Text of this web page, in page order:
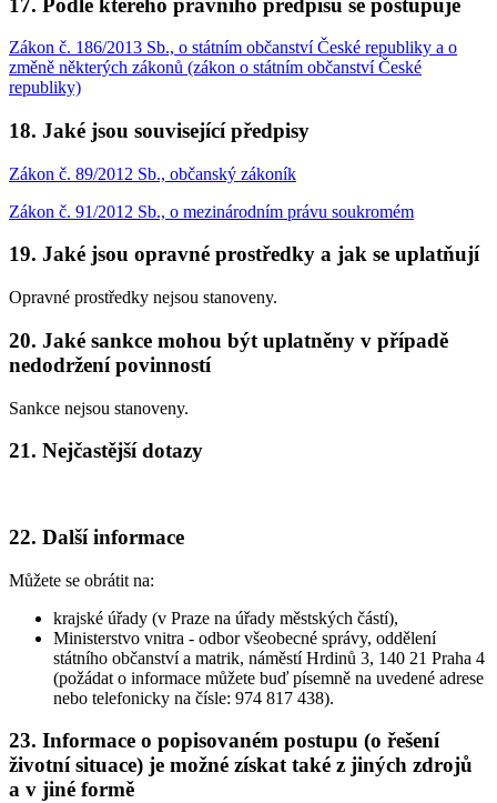
Zákon č. 186/2013 Sb., o státním občanství České republiky a o
změně některých zákonů (zákon o státním občanství České
republiky)
18. Jaké jsou související předpisy
Zákon č. 89/2012 Sb., občanský zákoník
Zákon č. 91/2012 Sb., o mezinárodním právu soukromém
19. Jaké jsou opravné prostředky a jak se uplatňují
Opravné prostředky nejsou stanoveny.
20. Jaké sankce mohou být uplatněny v případě
nedodržení povinností
Sankce nejsou stanoveny.
21. Nejčastější dotazy
22. Další informace
Můžete se obrátit na:
krajské úřady (v Praze na úřady městských částí),
Ministerstvo vnitra - odbor všeobecné správy, oddělení
státního občanství a matrik, náměstí Hrdinů 3, 140 21 Praha 4
(požádat o informace můžete buď písemně na uvedené adrese
nebo telefonicky na čísle: 974 817 438).
23. Informace o popisovaném postupu (o řešení
životní situace) je možné získat také z jiných zdrojů
a v jiné formě